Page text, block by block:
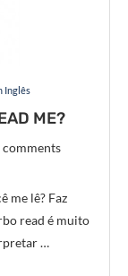
Inglês
ME?
comments
me lê? Faz
read é muito
…